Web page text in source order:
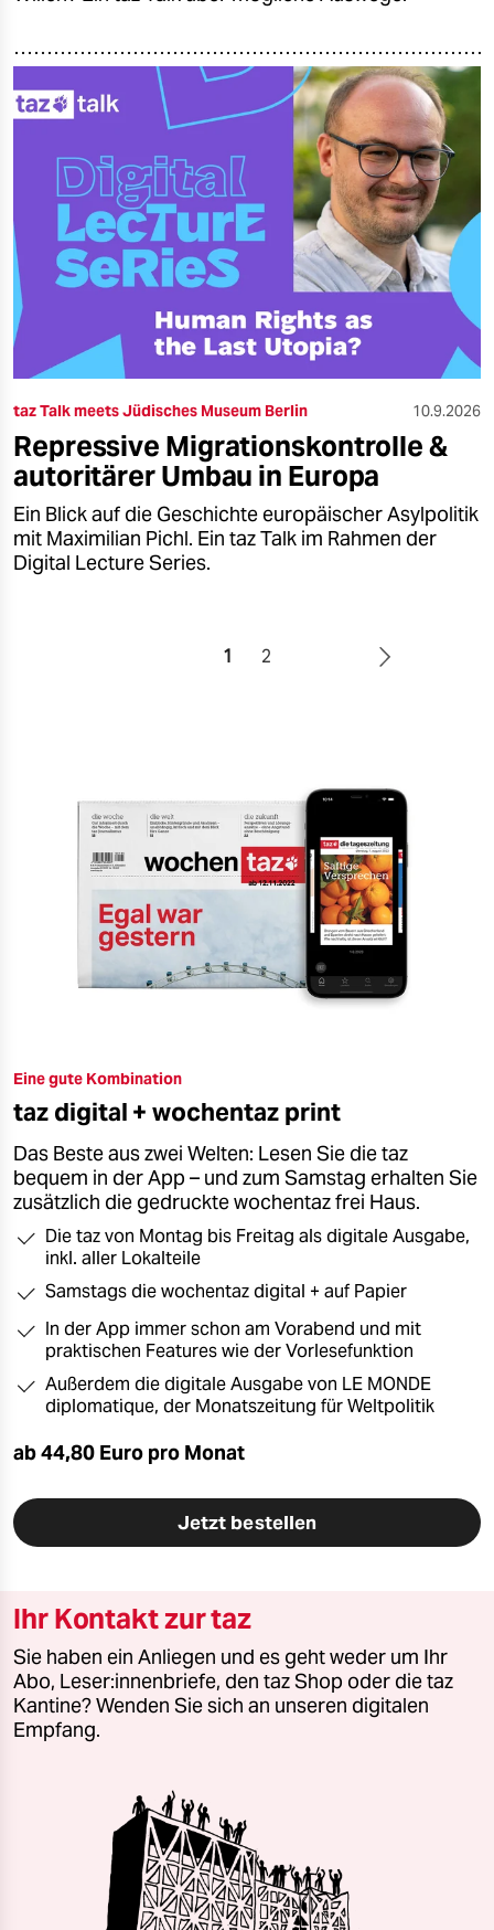
taz Talk meets Jüdisches Museum Berlin 10.9.2026
Repressive Migrationskontrolle &
autoritärer Umbau in Europa
Ein Blick auf die Geschichte europäischer Asylpolitik
mit Maximilian Pichl. Ein taz Talk im Rahmen der
Digital Lecture Series.
1 2
Eine gute Kombination
taz digital + wochentaz print
Das Beste aus zwei Welten: Lesen Sie die taz
bequem in der App – und zum Samstag erhalten Sie
zusätzlich die gedruckte wochentaz frei Haus.
Die taz von Montag bis Freitag als digitale Ausgabe,
inkl. aller Lokalteile
Samstags die wochentaz digital + auf Papier
In der App immer schon am Vorabend und mit
praktischen Features wie der Vorlesefunktion
Außerdem die digitale Ausgabe von LE MONDE
diplomatique, der Monatszeitung für Weltpolitik
ab 44,80 Euro pro Monat
Jetzt bestellen
Ihr Kontakt zur taz
Sie haben ein Anliegen und es geht weder um Ihr
Abo, Leser:innenbriefe, den taz Shop oder die taz
Kantine? Wenden Sie sich an unseren digitalen
Empfang.